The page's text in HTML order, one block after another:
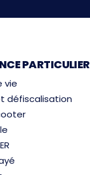
PARTICULIER
vie
défiscalisation